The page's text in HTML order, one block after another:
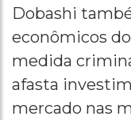
Dobashi
econômicos
medida
afasta
mercado nas